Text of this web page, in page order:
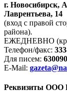
г. Новосибирск,
Лаврентьева, 14
(вход с правой
района).
ЕЖЕДНЕВНО
Телефон/факс:
Для писем:
E-Mail:
Реквизиты ООО